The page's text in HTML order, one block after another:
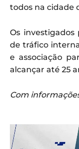
todos na cidade
Os investigados
de tráfico
e associação
alcançar até 25
Com